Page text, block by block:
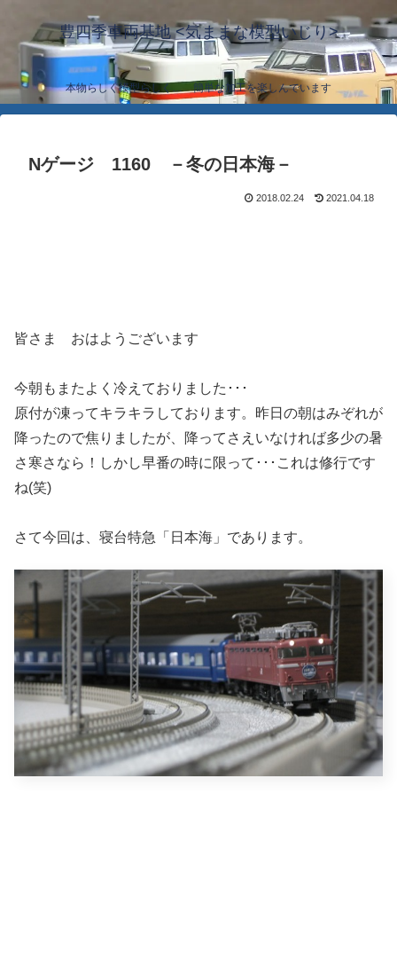
豊四季車両基地 <気ままな模型いじり>
本物らしく模型らしく… 簡単な加工を楽しんでいます
Nゲージ 1160 －冬の日本海－
2018.02.24 2021.04.18
皆さま おはようございます
今朝もまたよく冷えておりました･･･
原付が凍ってキラキラしております。昨日の朝はみぞれが
降ったので焦りましたが、降ってさえいなければ多少の暑
さ寒さなら！しかし早番の時に限って･･･これは修行です
ね(笑)
さて今回は、寝台特急「日本海」であります。